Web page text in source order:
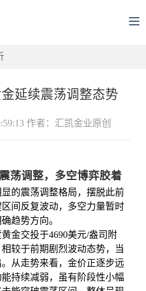
延续震荡调整态势
作者：汇凯金业原创
荡调整，多空博弈胶着
的震荡调整格局，摆脱此前
间反复波动，多空力量暂时
趋势方向。
金交投于4690美元/盎司附
较于前期剧烈波动态势，当
从走势来看，金价正逐步远
持续减弱，虽有阶段性小幅